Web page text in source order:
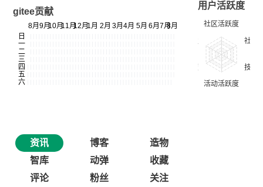
gitee贡献
用户活跃度
资讯 博客
造物
智库
动弹
收藏
评论
粉丝 关注